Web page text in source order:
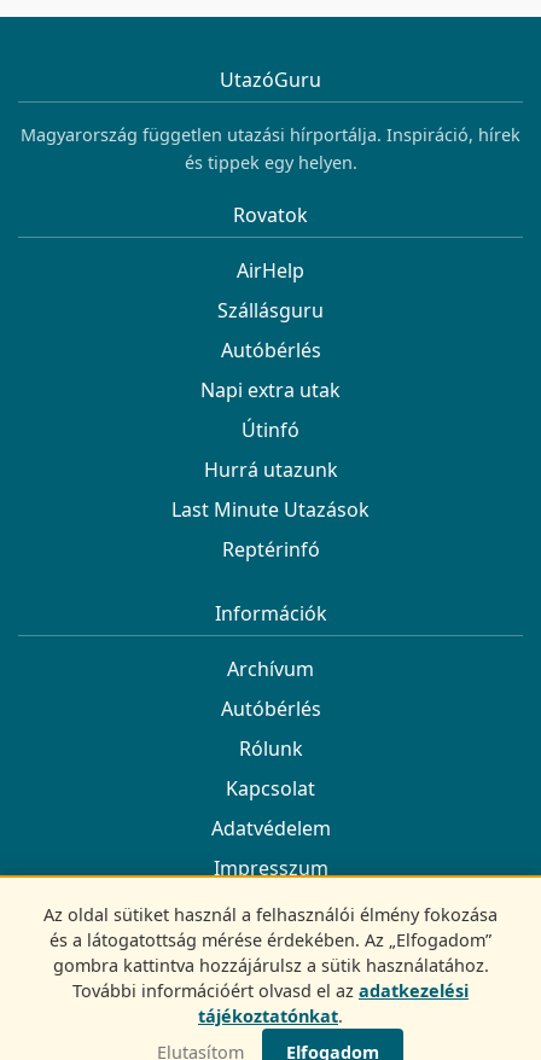
UtazóGuru
Magyarország független utazási hírportálja. Inspiráció, hírek
és tippek egy helyen.
Rovatok
AirHelp
Szállásguru
Autóbérlés
Napi extra utak
Útinfó
Hurrá utazunk
Last Minute Utazások
Reptérinfó
Információk
Archívum
Autóbérlés
Rólunk
Kapcsolat
Adatvédelem
Impresszum
Kövess minket
Facebook
© 2022-2026 UtazóGuru.hu
Az oldal sütiket használ a felhasználói élmény fokozása
és a látogatottság mérése érdekében. Az „Elfogadom”
gombra kattintva hozzájárulsz a sütik használatához.
További információért olvasd el az adatkezelési
tájékoztatónkat.
Elutasítom
Elfogadom